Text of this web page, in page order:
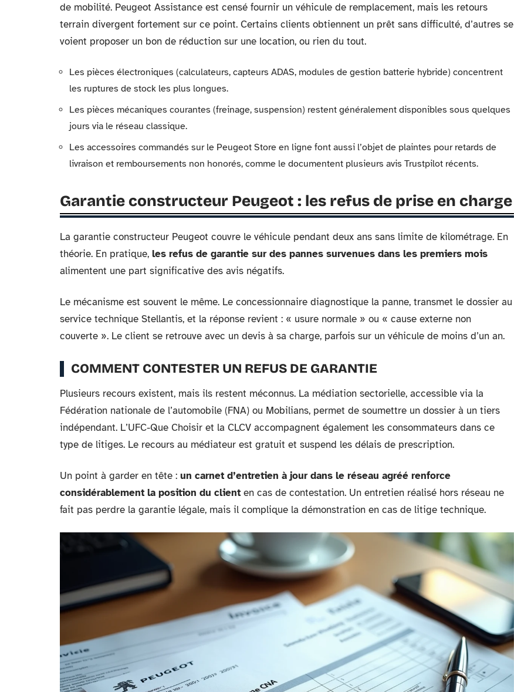
de mobilité. Peugeot Assistance est censé fournir un véhicule de remplacement, mais les retours
terrain divergent fortement sur ce point. Certains clients obtiennent un prêt sans difficulté, d’autres se
voient proposer un bon de réduction sur une location, ou rien du tout.
Les pièces électroniques (calculateurs, capteurs ADAS, modules de gestion batterie hybride) concentrent
les ruptures de stock les plus longues.
Les pièces mécaniques courantes (freinage, suspension) restent généralement disponibles sous quelques
jours via le réseau classique.
Les accessoires commandés sur le Peugeot Store en ligne font aussi l’objet de plaintes pour retards de
livraison et remboursements non honorés, comme le documentent plusieurs avis Trustpilot récents.
Garantie constructeur Peugeot : les refus de prise en charge
La garantie constructeur Peugeot couvre le véhicule pendant deux ans sans limite de kilométrage. En
théorie. En pratique, les refus de garantie sur des pannes survenues dans les premiers mois
alimentent une part significative des avis négatifs.
Le mécanisme est souvent le même. Le concessionnaire diagnostique la panne, transmet le dossier au
service technique Stellantis, et la réponse revient : « usure normale » ou « cause externe non
couverte ». Le client se retrouve avec un devis à sa charge, parfois sur un véhicule de moins d’un an.
COMMENT CONTESTER UN REFUS DE GARANTIE
Plusieurs recours existent, mais ils restent méconnus. La médiation sectorielle, accessible via la
Fédération nationale de l’automobile (FNA) ou Mobilians, permet de soumettre un dossier à un tiers
indépendant. L’UFC-Que Choisir et la CLCV accompagnent également les consommateurs dans ce
type de litiges. Le recours au médiateur est gratuit et suspend les délais de prescription.
Un point à garder en tête : un carnet d’entretien à jour dans le réseau agréé renforce
considérablement la position du client en cas de contestation. Un entretien réalisé hors réseau ne
fait pas perdre la garantie légale, mais il complique la démonstration en cas de litige technique.